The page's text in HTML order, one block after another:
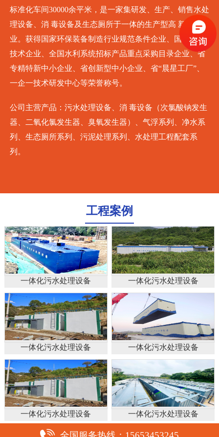
标准化车间30000余平米，是一家集研发、生产、销售水处
理设备、消 毒设备及生态厕所于一体的生产型高 新技术企
业。获得国家环保装备制造行业规范条件企业、国家高 新
技术企业、全国水利系统招标产品重点采购目录企业、省
专精特新中小企业、省创新型中小企业、省“晨星工厂”、
一企一技术研发中心等荣誉称号。
公司主营产品：污水处理设备、消 毒设备（次氯酸钠发生
器、二氧化氯发生器、臭氧发生器）、气浮系列、净水系
列、生态厕所系列、污泥处理系列、水处理工程配套系
列。
工程案例
一体化污水处理设备 一体化污水处理设备
一体化污水处理设备 一体化污水处理设备
一体化污水处理设备 一体化污水处理设备